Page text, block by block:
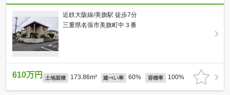
近鉄大阪線/美旗駅 徒歩7分
三重県名張市美旗町中３番
610万円 土地面積 173.86m² 建ぺい率 60% 容積率 100%